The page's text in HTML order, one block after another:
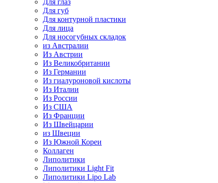
Для глаз
Для губ
Для контурной пластики
Для лица
Для носогубных складок
из Австралии
Из Австрии
Из Великобритании
Из Германии
Из гиалуроновой кислоты
Из Италии
Из России
Из США
Из Франции
Из Швейцарии
из Швеции
Из Южной Кореи
Коллаген
Липолитики
Липолитики Light Fit
Липолитики Lipo Lab